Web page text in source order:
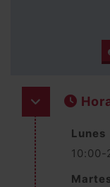
Lunes
10:00-